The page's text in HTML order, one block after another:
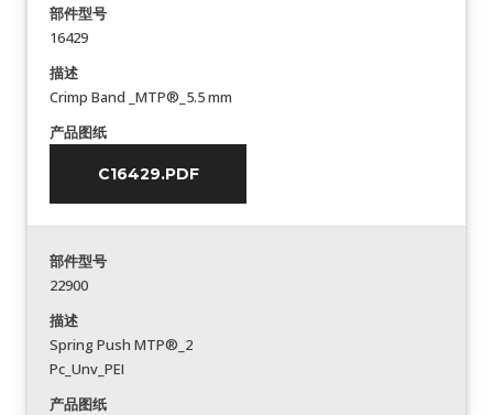
部件型号
16429
描述
Crimp Band _MTP®_5.5 mm
产品图纸
C16429.PDF
部件型号
22900
描述
Spring Push MTP®_2
Pc_Unv_PEI
产品图纸